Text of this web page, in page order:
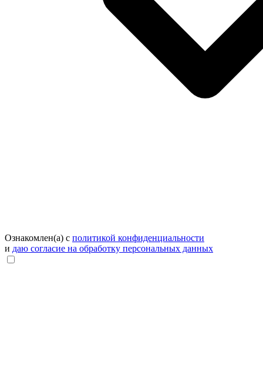
Ознакомлен(а) с политикой конфиденциальности
и даю согласие на обработку персональных данных